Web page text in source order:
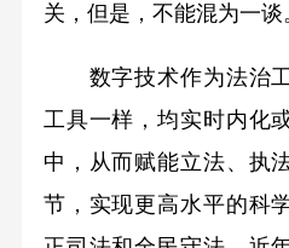
关，但是，不能混为一谈
数字技术作为法治工
工具一样，均实时内化
中，从而赋能立法、执
节，实现更高水平的科